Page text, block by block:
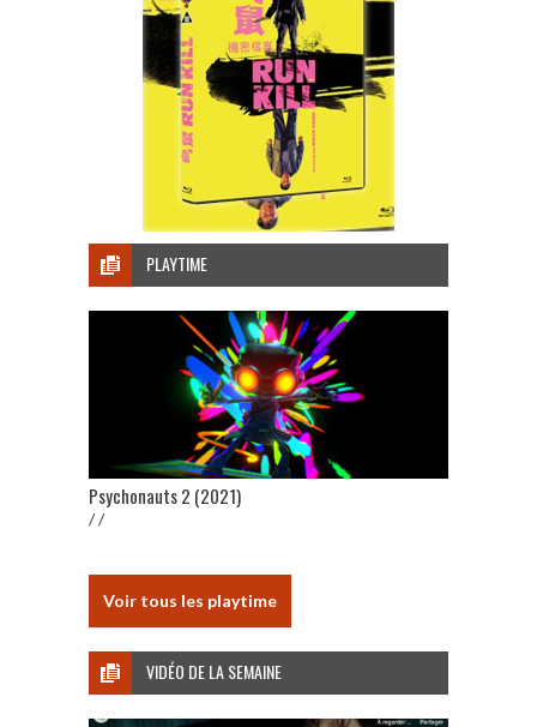
PLAYTIME
Psychonauts 2 (2021)
/ /
Voir tous les playtime
VIDÉO DE LA SEMAINE